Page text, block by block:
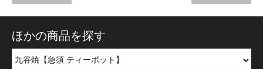
ほかの商品を探す